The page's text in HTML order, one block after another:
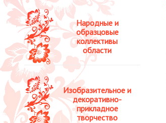
Народные и
образцовые
коллективы
области
Изобразительное и
декоративно-
прикладное
творчество